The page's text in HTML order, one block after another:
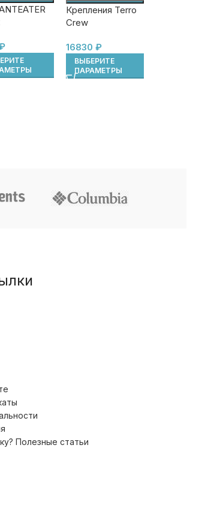
Крепления Terro
Crew
16830 ₽
ВЫБЕРИТЕ
ПАРАМЕТРЫ
Ocean Pack
Полезные статьи